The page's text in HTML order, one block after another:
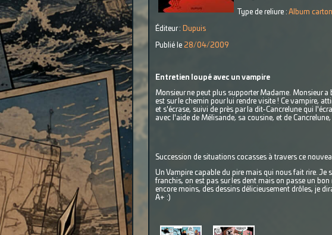
Type de reliure : Album
Éditeur : Dupuis
Publié le 28/04/2009
Entretien loupé avec un vampire
Monsieur ne peut plus supporter Madame. Monsieur
est sur le chemin pour lui rendre visite ! Ce vampire,
et s'écrase, suivi de près par la dit-Cancrelune qui
avec l'aide de Mélisande, sa cousine, et de
Succession de situations cocasses à travers ce
Un Vampire capable du pire mais qui nous fait rire.
franchis, on est pas sur les dent mais on passe un
encore moins, des dessins délicieusement drôles, je
A+ :)